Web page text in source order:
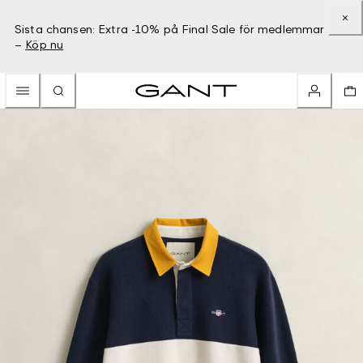
Sista chansen: Extra -10% på Final Sale för medlemmar
– Köp nu